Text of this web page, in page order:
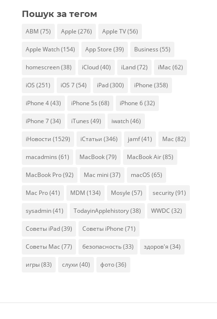
Пошук за тегом
ABM (75) Apple (276) Apple TV(56)
Apple Watch(154) App Store (39) Business (55)
homescreen(38) iCloud(40) iLand(72) iMac (62)
iOS (251) iOS 7(54) iPad(300) iPhone (358)
iPhone 4(43) iPhone 5s (68) iPhone 6(32)
iPhone 7(34) iTunes (49) iwatch(46)
iНовости (1529) iСтатьи (346) jamf(41) Mac (82)
macadmins (61) MacBook(79) MacBook Air(85)
MacBook Pro(92) Mac mini (37) macOS (65)
Mac Pro(41) MDM (134) Mosyle (57) security(91)
sysadmin(41) TodayinApplehistory(38) WWDC (32)
Советы iPad(39) Советы iPhone (71)
Советы Mac (77) безопасность(33) здоров'я (34)
игры(83) слухи (40) фото(36)